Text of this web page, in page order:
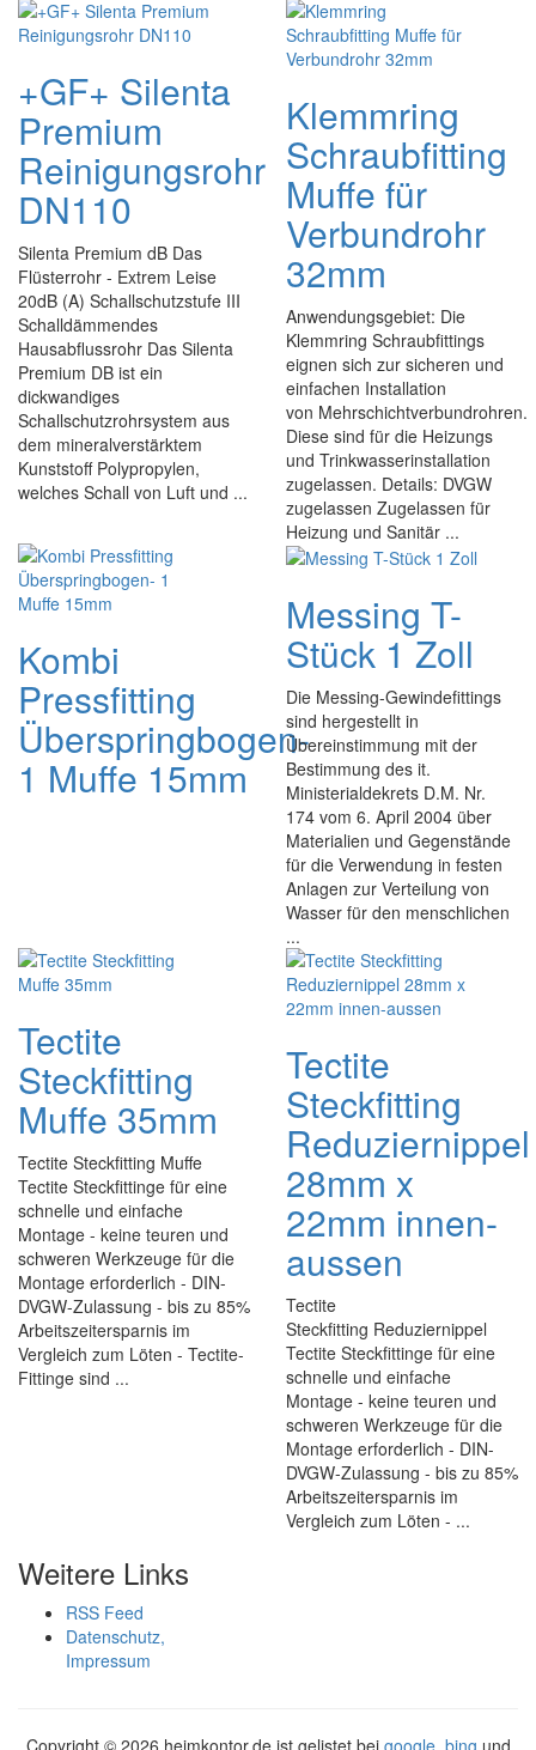
+GF+ Silenta
Premium
Reinigungsrohr
DN110
Silenta Premium dB Das
Flüsterrohr - Extrem Leise
20dB (A) Schallschutzstufe III
Schalldämmendes
Hausabflussrohr Das Silenta
Premium DB ist ein
dickwandiges
Schallschutzrohrsystem aus
dem mineralverstärktem
Kunststoff Polypropylen,
welches Schall von Luft und ...
Klemmring
Schraubfitting
Muffe für
Verbundrohr
32mm
Anwendungsgebiet: Die
Klemmring Schraubfittings
eignen sich zur sicheren und
einfachen Installation
von Mehrschichtverbundrohren.
Diese sind für die Heizungs
und Trinkwasserinstallation
zugelassen. Details: DVGW
zugelassen Zugelassen für
Heizung und Sanitär ...
Kombi
Pressfitting
Überspringbogen-
1 Muffe 15mm
Messing T-
Stück 1 Zoll
Die Messing-Gewindefittings
sind hergestellt in
Übereinstimmung mit der
Bestimmung des it.
Ministerialdekrets D.M. Nr.
174 vom 6. April 2004 über
Materialien und Gegenstände
für die Verwendung in festen
Anlagen zur Verteilung von
Wasser für den menschlichen
...
Tectite
Steckfitting
Muffe 35mm
Tectite Steckfitting Muffe
Tectite Steckfittinge für eine
schnelle und einfache
Montage - keine teuren und
schweren Werkzeuge für die
Montage erforderlich - DIN-
DVGW-Zulassung - bis zu 85%
Arbeitszeitersparnis im
Vergleich zum Löten - Tectite-
Fittinge sind ...
Tectite
Steckfitting
Reduziernippel
28mm x
22mm innen-
aussen
Tectite
Steckfitting Reduziernippel
Tectite Steckfittinge für eine
schnelle und einfache
Montage - keine teuren und
schweren Werkzeuge für die
Montage erforderlich - DIN-
DVGW-Zulassung - bis zu 85%
Arbeitszeitersparnis im
Vergleich zum Löten - ...
Weitere Links
RSS Feed
Datenschutz,
Impressum